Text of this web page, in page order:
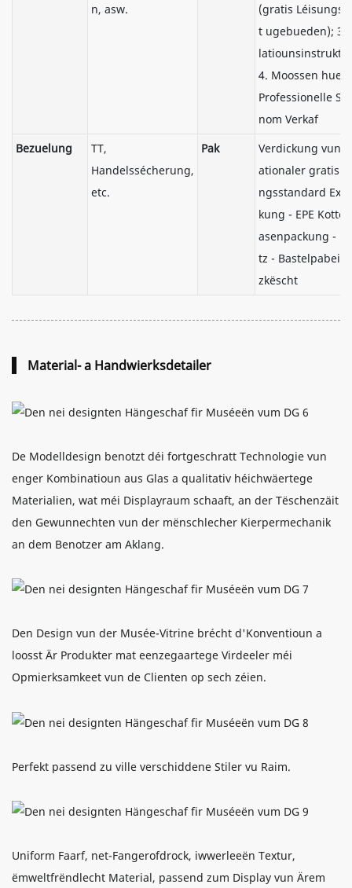
n, asw.
(gratis
t ugebueden); 3.
4. Moossen
Professionelle
nom Verkaf
Bezuelung
TT,
Handelssécherung,
etc.
Pak
Verdickung vun
ationaler gratis
ngsstandard
kung - EPE
asenpackung -
tz -
zkëscht
Material- a Handwierksdetailer
De Modelldesign benotzt déi fortgeschratt Technologie vun
enger Kombinatioun aus Glas a qualitativ héichwäertege
Materialien, wat méi Displayraum schaaft, an der Tëschenzäit
den Gewunnechten vun der mënschlecher Kierpermechanik
an dem Benotzer am Aklang.
Den Design vun der Musée-Vitrine brécht d'Konventioun a
loosst Är Produkter mat eenzegaartege Virdeeler méi
Opmierksamkeet vun de Clienten op sech zéien.
Perfekt passend zu ville verschiddene Stiler vu Raim.
Uniform Faarf, net-Fangerofdrock, iwwerleeën Textur,
ëmweltfrëndlecht Material, passend zum Display vun Ärem